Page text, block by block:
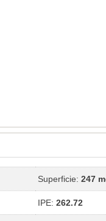
Superficie: 247
IPE: 262.72